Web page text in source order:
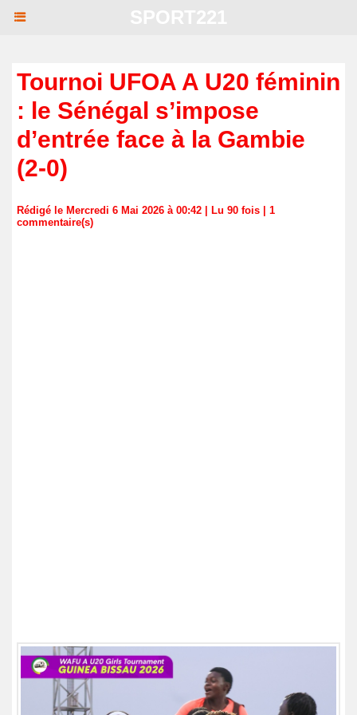
Tournoi UFOA A U20 féminin
: le Sénégal s’impose
d’entrée face à la Gambie
(2-0)
Rédigé le Mercredi 6 Mai 2026 à 00:42 | Lu 90 fois | 1
commentaire(s)